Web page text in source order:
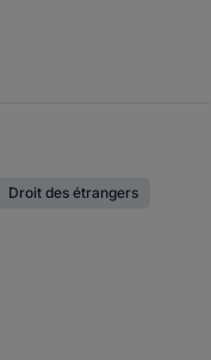
Droit des étrangers